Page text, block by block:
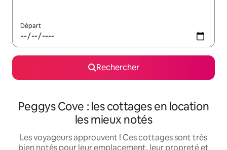
Départ
Rechercher
Peggys Cove : les cottages en location
les mieux notés
Les voyageurs approuvent ! Ces cottages sont très
bien notés pour leur emplacement, leur propreté et